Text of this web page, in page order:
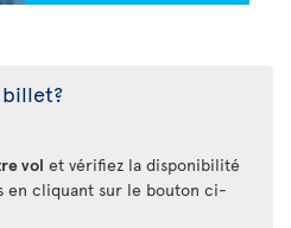
billet?
vol et vérifiez la disponibilité
en cliquant sur le bouton ci-